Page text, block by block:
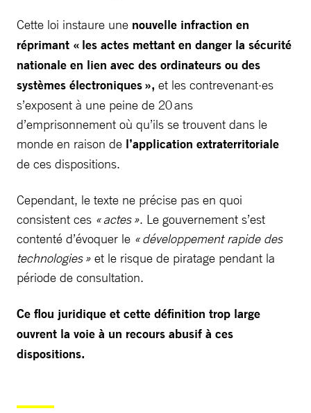
Cette loi instaure une nouvelle infraction en
réprimant « les actes mettant en danger la sécurité
nationale en lien avec des ordinateurs ou des
systèmes électroniques », et les contrevenant·es
s’exposent à une peine de 20 ans
d’emprisonnement où qu’ils se trouvent dans le
monde en raison de l’application extraterritoriale
de ces dispositions.
Cependant, le texte ne précise pas en quoi
consistent ces « actes ». Le gouvernement s’est
contenté d’évoquer le « développement rapide des
technologies » et le risque de piratage pendant la
période de consultation.
Ce flou juridique et cette définition trop large
ouvrent la voie à un recours abusif à ces
dispositions.